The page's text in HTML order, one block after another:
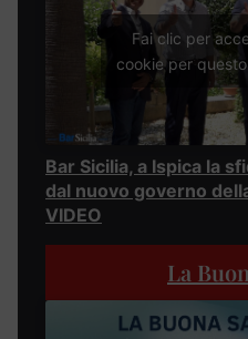
Fai clic per
cookie per
Bar Sicilia, a Ispica la
dal nuovo governo
VIDEO
La